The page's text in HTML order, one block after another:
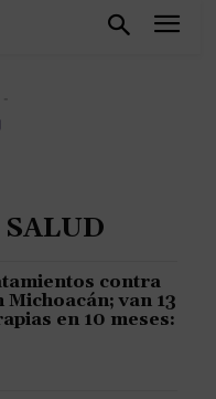
contra
Michoacán; van 13
en 10 meses: